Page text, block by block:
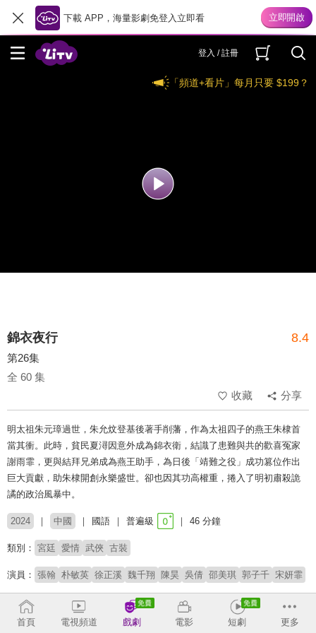
下載 APP，海量影劇免登入立即看
登入 / 註冊
「頻道+看片」每月只要 $199？
錦衣夜行 8.4
第26集
全 60 集
收藏
分享
明太祖朱元璋過世，朱允炆登基後著手削藩，作為太祖四子的燕王朱棣首
當其衝。此時，貧民夏潯因意外成為錦衣衛，結識了患難與共的歡喜冤家
謝雨霏，更與結拜兄弟成為燕王助手，為日後「靖難之役」成功篡位作出
巨大貢獻，助朱棣開創永樂盛世。卻也因其功高權重，捲入了明初肅殺詭
譎的政治風暴中。
2024 中國 國語 普遍級 46 分鐘
類別： 宮廷 愛情 武俠 古裝
演員： 張翰 朴敏英 徐正溪 魏千翔 陳昊 吳倩 邵美琪 郭子千 宋妍霏
收回
首頁
電視頻道 戲劇 電影 短劇 更多